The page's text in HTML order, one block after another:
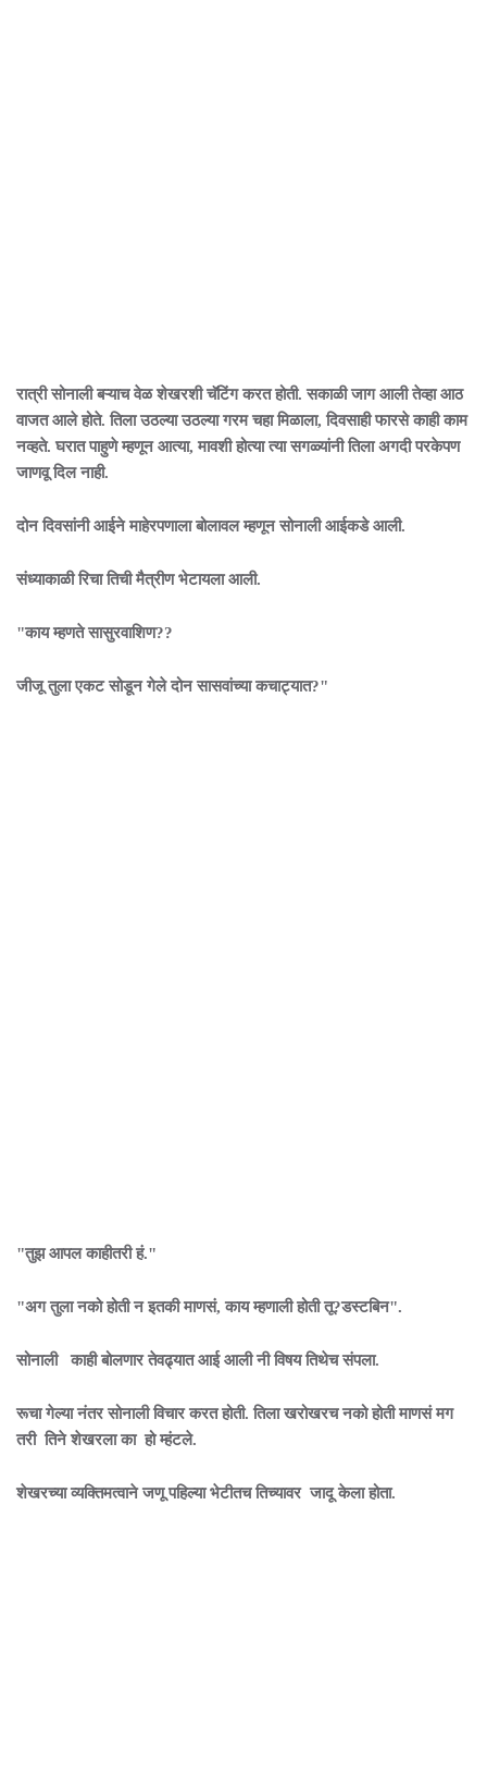
रात्री सोनाली बऱ्याच वेळ शेखरशी चॅटिंग करत होती. सकाळी जाग आली तेव्हा आठ
वाजत आले होते. तिला उठल्या उठल्या गरम चहा मिळाला, दिवसाही फारसे काही काम
नव्हते. घरात पाहुणे म्हणून आत्या, मावशी होत्या त्या सगळ्यांनी तिला अगदी परकेपण
जाणवू दिल नाही.
दोन दिवसांनी आईने माहेरपणाला बोलावल म्हणून सोनाली आईकडे आली.
संध्याकाळी रिचा तिची मैत्रीण भेटायला आली.
"काय म्हणते सासुरवाशिण??
जीजू तुला एकट सोडून गेले दोन सासवांच्या कचाट्यात?"
"तुझ आपल काहीतरी हं."
"अग तुला नको होती न इतकी माणसं, काय म्हणाली होती तू?डस्टबिन".
सोनाली काही बोलणार तेवढ्यात आई आली नी विषय तिथेच संपला.
रूचा गेल्या नंतर सोनाली विचार करत होती. तिला खरोखरच नको होती माणसं मग
तरी तिने शेखरला का हो म्हंटले.
शेखरच्या व्यक्तिमत्वाने जणू पहिल्या भेटीतच तिच्यावर जादू केला होता.